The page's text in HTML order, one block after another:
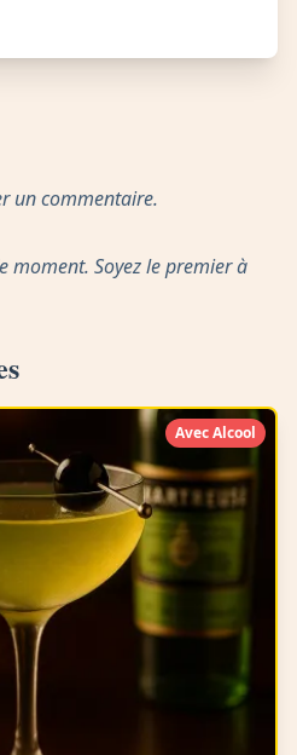
un commentaire.
moment. Soyez le premier à
Avec Alcool